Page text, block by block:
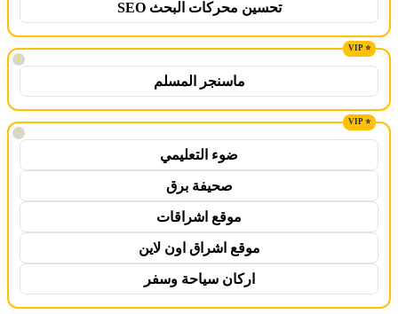
تحسين محركات البحث SEO
!
ماسنجر المسلم
!
ضوء التعليمي
صحيفة برق
موقع اشراقات
موقع اشراق اون لاين
اركان سياحة وسفر